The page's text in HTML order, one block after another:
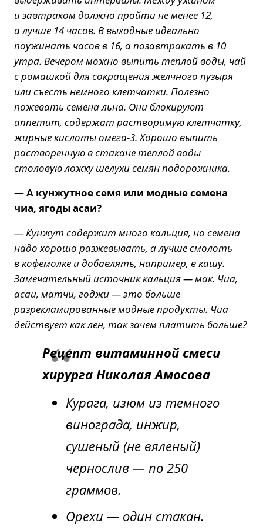
и завтраком должно пройти не менее 12,
а лучше 14 часов. В выходные идеально
поужинать часов в 16, а позавтракать в 10
утра. Вечером можно выпить теплой воды, чай
с ромашкой для сокращения желчного пузыря
или съесть немного клетчатки. Полезно
пожевать семена льна. Они блокируют
аппетит, содержат растворимую клетчатку,
жирные кислоты омега-3. Хорошо выпить
растворенную в стакане теплой воды
столовую ложку шелухи семян подорожника.
— А кунжутное семя или модные семена
чиа, ягоды асаи?
— Кунжут содержит много кальция, но семена
надо хорошо разжевывать, а лучше смолоть
в кофемолке и добавлять, например, в кашу.
Замечательный источник кальция — мак. Чиа,
асаи, матчи, годжи — это больше
разрекламированные модные продукты. Чиа
действует как лен, так зачем платить больше?
Рецепт витаминной смеси
хирурга Николая Амосова
Курага, изюм из темного
винограда, инжир,
сушеный (не вяленый)
чернослив — по 250
граммов.
Орехи — один стакан.